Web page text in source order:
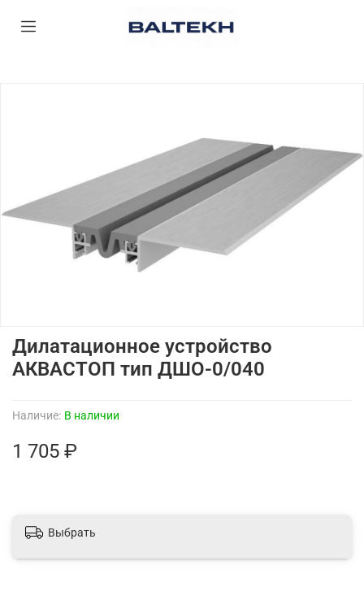
Наличие: В наличии
Дилатационное устройство
АКВАСТОП тип ДШО-0/040
1 705 ₽
Выбрать